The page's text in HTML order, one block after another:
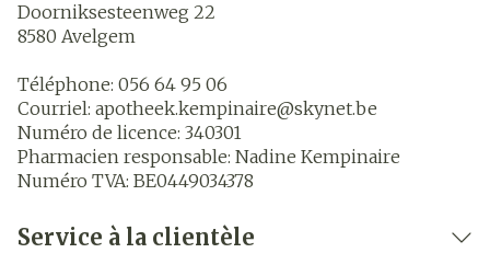
Doorniksesteenweg 22
8580 Avelgem
Téléphone: 056 64 95 06
Courriel: apotheek.kempinaire@skynet.be
Numéro de licence: 340301
Pharmacien responsable: Nadine Kempinaire
Numéro TVA: BE0449034378
Service à la clientèle